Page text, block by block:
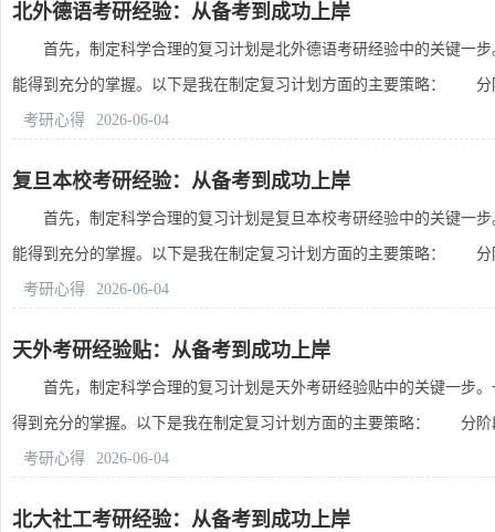
北外德语考研经验：从备考到成功上岸
首先，制定科学合理的复习计划是北外德语考研经验中的关键一步
能得到充分的掌握。以下是我在制定复习计划方面的主要策略： 分
考研心得 2026-06-04
复旦本校考研经验：从备考到成功上岸
首先，制定科学合理的复习计划是复旦本校考研经验中的关键一步
能得到充分的掌握。以下是我在制定复习计划方面的主要策略： 分
考研心得 2026-06-04
天外考研经验贴：从备考到成功上岸
首先，制定科学合理的复习计划是天外考研经验贴中的关键一步。
得到充分的掌握。以下是我在制定复习计划方面的主要策略： 分阶
考研心得 2026-06-04
北大社工考研经验：从备考到成功上岸